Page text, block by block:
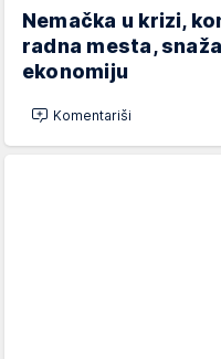
Nemačka u krizi,
radna mesta,
ekonomiju
Komentariši